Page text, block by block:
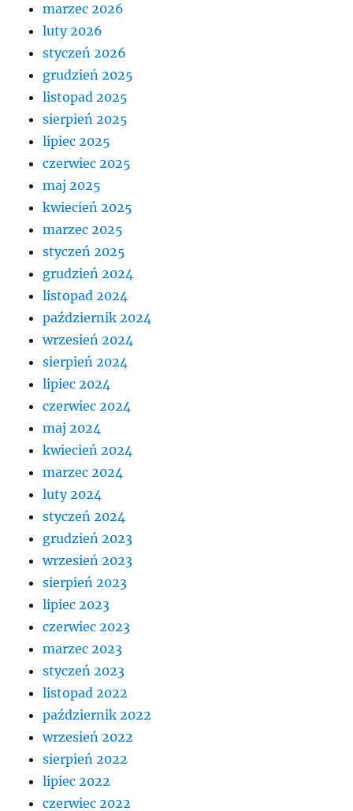
marzec 2026
luty 2026
styczeń 2026
grudzień 2025
listopad 2025
sierpień 2025
lipiec 2025
czerwiec 2025
maj 2025
kwiecień 2025
marzec 2025
styczeń 2025
grudzień 2024
listopad 2024
październik 2024
wrzesień 2024
sierpień 2024
lipiec 2024
czerwiec 2024
maj 2024
kwiecień 2024
marzec 2024
luty 2024
styczeń 2024
grudzień 2023
wrzesień 2023
sierpień 2023
lipiec 2023
czerwiec 2023
marzec 2023
styczeń 2023
listopad 2022
październik 2022
wrzesień 2022
sierpień 2022
lipiec 2022
czerwiec 2022